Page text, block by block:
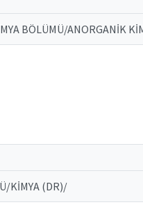
BÖLÜMÜ/ANORGANİK
KİMYA (DR)/